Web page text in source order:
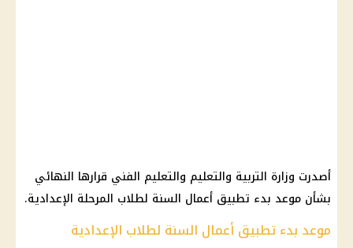
أصدرت وزارة التربية والتعليم والتعليم الفني قرارها النهائي
بشأن موعد بدء تطبيق أعمال السنة لطلاب المرحلة الإعدادية.
موعد بدء تطبيق أعمال السنة لطلاب الإعدادية